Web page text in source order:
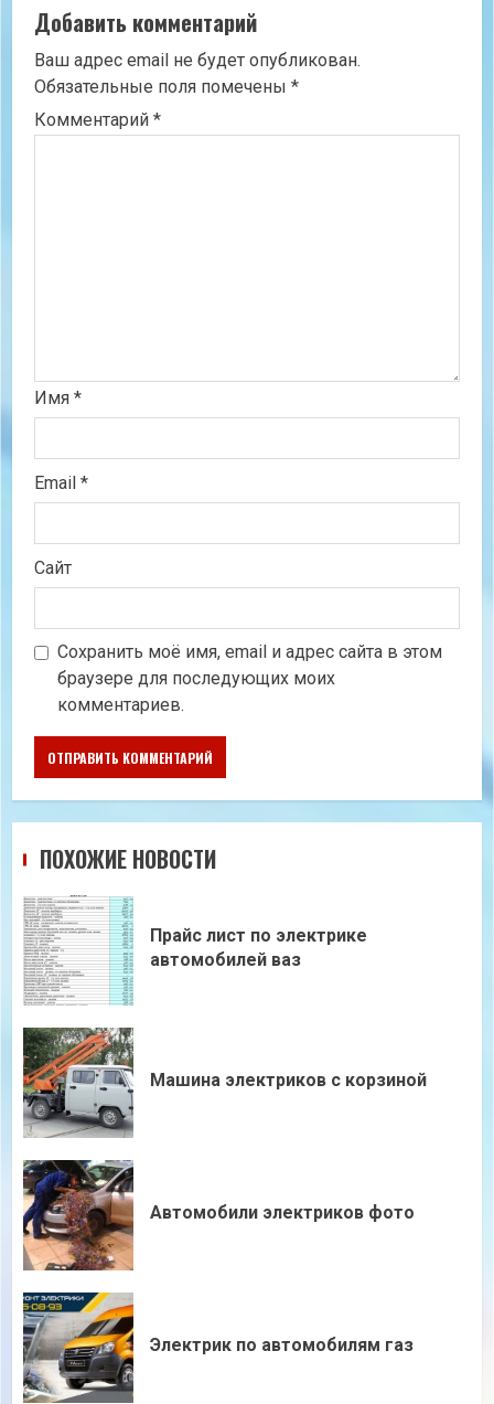
Добавить комментарий
Ваш адрес email не будет опубликован.
Обязательные поля помечены *
Комментарий *
Имя *
Email *
Сайт
Сохранить моё имя, email и адрес сайта в этом
браузере для последующих моих
комментариев.
ПОХОЖИЕ НОВОСТИ
Прайс лист по электрике
автомобилей ваз
Машина электриков с корзиной
Автомобили электриков фото
Электрик по автомобилям газ